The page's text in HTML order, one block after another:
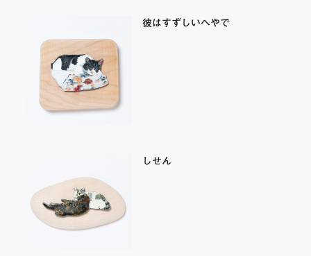
彼はすずしいへやで
しせん